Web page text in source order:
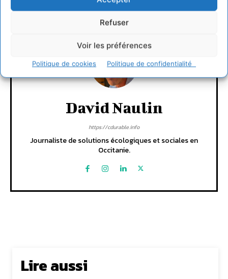
Refuser
Voir les préférences
Politique de cookies Politique de confidentialité
CONNECTER POUR LAISSER UN COMMENTAIRE
David Naulin
https://cdurable.info
Journaliste de solutions écologiques et sociales en
Occitanie.
Lire aussi